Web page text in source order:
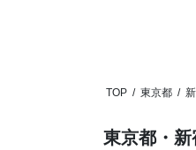
TOP / 東京都 /
東京都・